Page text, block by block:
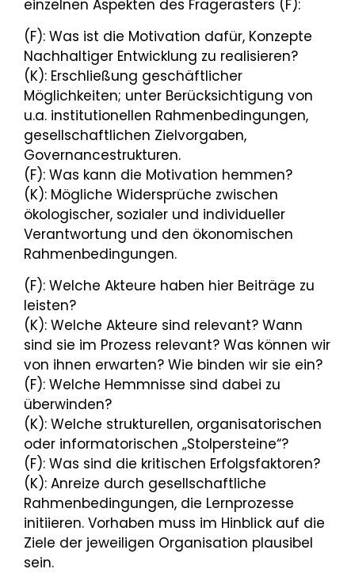
einzelnen Aspekten des Fragerasters (F):
(F): Was ist die Motivation dafür, Konzepte
Nachhaltiger Entwicklung zu realisieren?
(K): Erschließung geschäftlicher
Möglichkeiten; unter Berücksichtigung von
u.a. institutionellen Rahmenbedingungen,
gesellschaftlichen Zielvorgaben,
Governancestrukturen.
(F): Was kann die Motivation hemmen?
(K): Mögliche Widersprüche zwischen
ökologischer, sozialer und individueller
Verantwortung und den ökonomischen
Rahmenbedingungen.
(F): Welche Akteure haben hier Beiträge zu
leisten?
(K): Welche Akteure sind relevant? Wann
sind sie im Prozess relevant? Was können wir
von ihnen erwarten? Wie binden wir sie ein?
(F): Welche Hemmnisse sind dabei zu
überwinden?
(K): Welche strukturellen, organisatorischen
oder informatorischen „Stolpersteine“?
(F): Was sind die kritischen Erfolgsfaktoren?
(K): Anreize durch gesellschaftliche
Rahmenbedingungen, die Lernprozesse
initiieren. Vorhaben muss im Hinblick auf die
Ziele der jeweiligen Organisation plausibel
sein.